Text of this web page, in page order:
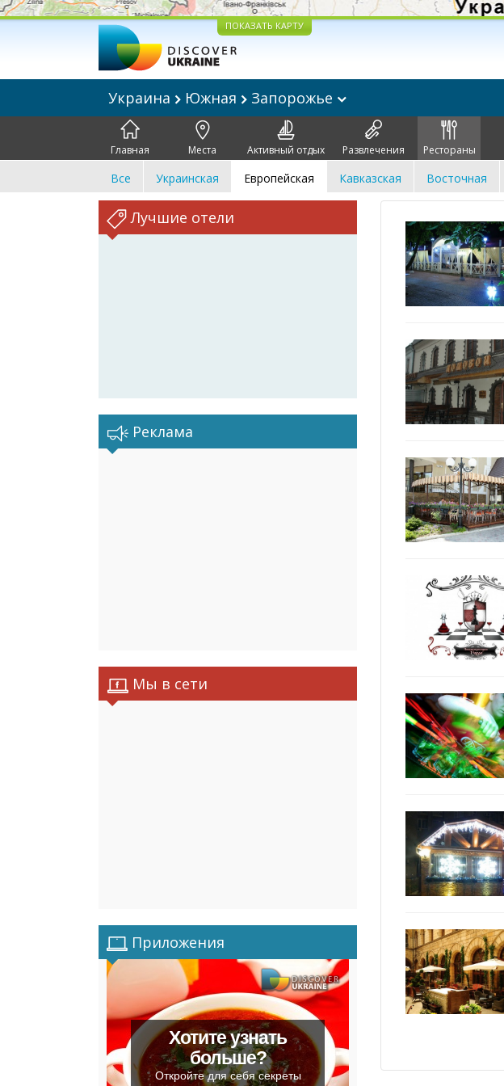
ПОКАЗАТЬ КАРТУ
Украина Южная Запорожье
Главная Места Активный отдых Развлечения Рестораны
Все Украинская Европейская Кавказская Восточная
Лучшие отели
Реклама
Мы в сети
Приложения
Хотите узнать
больше?
Откройте для себя секреты